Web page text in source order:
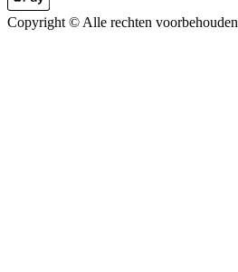
Copyright © Alle rechten voorbehouden